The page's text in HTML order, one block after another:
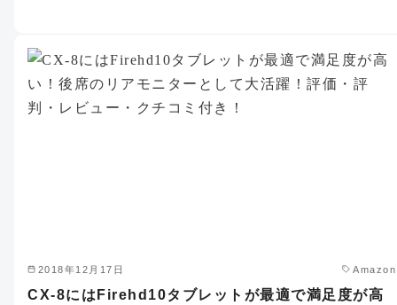
2018年12月17日 Amazon
CX-8にはFirehd10タブレットが最適で満足度が高